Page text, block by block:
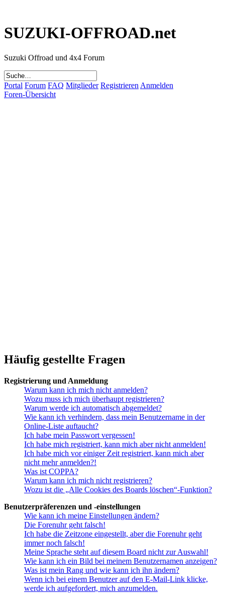
SUZUKI-OFFROAD.net
Suzuki Offroad und 4x4 Forum
Portal Forum FAQ Mitglieder Registrieren Anmelden
Foren-Übersicht
Häufig gestellte Fragen
Registrierung und Anmeldung
Warum kann ich mich nicht anmelden?
Wozu muss ich mich überhaupt registrieren?
Warum werde ich automatisch abgemeldet?
Wie kann ich verhindern, dass mein Benutzername in der
Online-Liste auftaucht?
Ich habe mein Passwort vergessen!
Ich habe mich registriert, kann mich aber nicht anmelden!
Ich habe mich vor einiger Zeit registriert, kann mich aber
nicht mehr anmelden?!
Was ist COPPA?
Warum kann ich mich nicht registrieren?
Wozu ist die „Alle Cookies des Boards löschen“-Funktion?
Benutzerpräferenzen und -einstellungen
Wie kann ich meine Einstellungen ändern?
Die Forenuhr geht falsch!
Ich habe die Zeitzone eingestellt, aber die Forenuhr geht
immer noch falsch!
Meine Sprache steht auf diesem Board nicht zur Auswahl!
Wie kann ich ein Bild bei meinem Benutzernamen anzeigen?
Was ist mein Rang und wie kann ich ihn ändern?
Wenn ich bei einem Benutzer auf den E-Mail-Link klicke,
werde ich aufgefordert, mich anzumelden.